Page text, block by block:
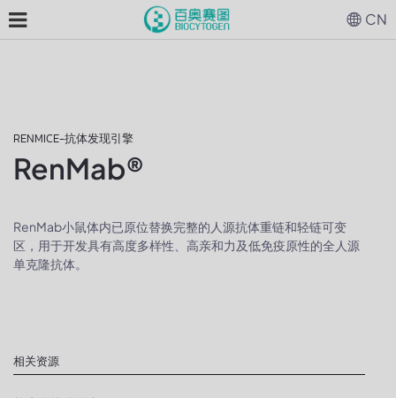
RENMICE-抗体发现引擎
RenMab®
RenMab小鼠体内已原位替换完整的人源抗体重链和轻链可变
区，用于开发具有高度多样性、高亲和力及低免疫原性的全人源
单克隆抗体。
相关资源
CN